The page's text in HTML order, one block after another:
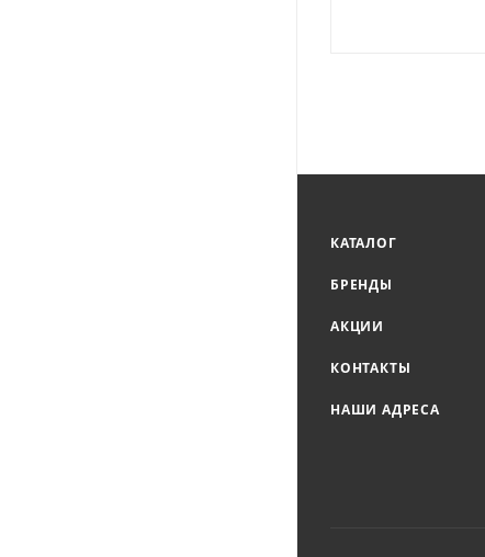
КАТАЛОГ
БРЕНДЫ
АКЦИИ
КОНТАКТЫ
НАШИ АДРЕСА